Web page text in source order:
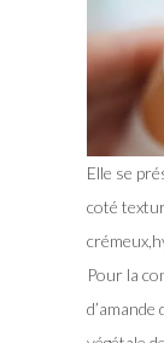
Elle se
coté
Pour la
d’amande